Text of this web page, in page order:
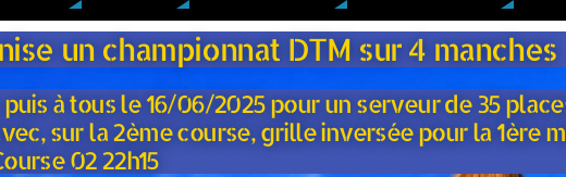
un championnat DTM sur 4 manches
à tous le 16/06/2025 pour un serveur de 35
sur la 2ème course, grille inversée pour la 1ère
02 22h15